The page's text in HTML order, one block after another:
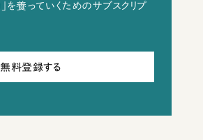
を養っていくためのサブスクリプ
無料登録する